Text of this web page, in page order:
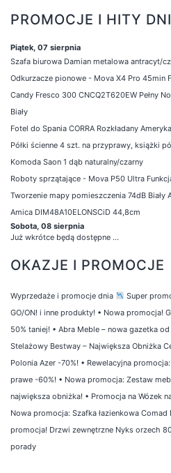
PROMOCJE I HITY
Piątek, 07 sierpnia
Szafa biurowa Damian metalowa antracyt/
Odkurzacze pionowe - Mova X4 Pro 45min
Candy Fresco 300 CNCQ2T620EW Pełny
Biały
Fotel do Spania CORRA Rozkładany
Półki ścienne 4 szt. na przyprawy, książki
Komoda Saon 1 dąb naturalny/czarny
Roboty sprzątające - Mova P50 Ultra
Tworzenie mapy pomieszczenia 74dB Biały
Amica DIM48A10ELONSCiD 44,8cm
Sobota, 08 sierpnia
Już wkrótce będą dostępne ...
OKAZJE I PROMOCJE
Wyprzedaże i promocje dnia
Super
GO/ON! i inne produkty! • Nowa promocja!
50% taniej! • Abra Meble – nowa gazetka od
Stelażowy Bestway – Największa Obniżka
Polonia Azer -70%! • Rewelacyjna
prawe -60%! • Nowa promocja: Zestaw
największa obniżka! • Promocja na Wózek
Nowa promocja: Szafka łazienkowa Comad
promocja! Drzwi zewnętrzne Nyks orzech
porady